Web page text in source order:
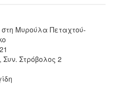
Μυρούλα Πεταχτού-
Στρόβολος 2